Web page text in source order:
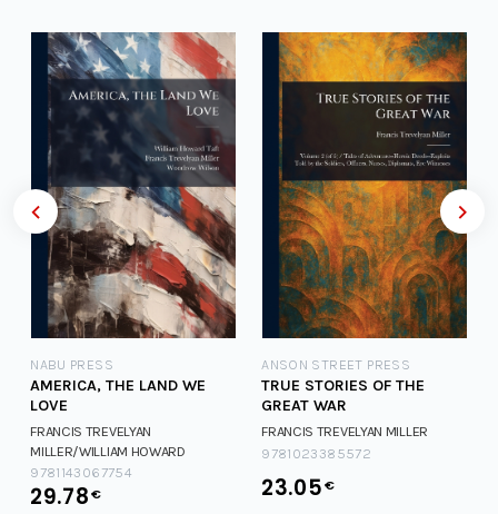
NABU PRESS
AMERICA, THE LAND WE
LOVE
FRANCIS TREVELYAN
MILLER/WILLIAM HOWARD
FRANCIS TREVELYAN
MILLER/WILLIAM HOWARD
9781143067754
29.78€
ANSON STREET PRESS
TRUE STORIES OF THE
GREAT WAR
FRANCIS TREVELYAN MILLER
9781023385572
23.05€